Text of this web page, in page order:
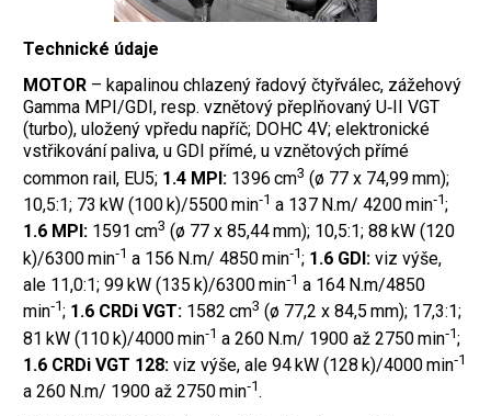
Technické údaje
MOTOR – kapalinou chlazený řadový čtyřválec, zážehový
Gamma MPI/GDI, resp. vznětový přeplňovaný U‑II VGT
(turbo), uložený vpředu napříč; DOHC 4V; elektronické
vstřikování paliva, u GDI přímé, u vznětových přímé
common rail, EU5; 1.4 MPI: 1396 cm3 (ø 77 x 74,99 mm);
10,5:1; 73 kW (100 k)/5500 min‑1 a 137 N.m/ 4200 min‑1;
1.6 MPI: 1591 cm3 (ø 77 x 85,44 mm); 10,5:1; 88 kW (120
k)/6300 min‑1 a 156 N.m/ 4850 min‑1; 1.6 GDI: viz výše,
ale 11,0:1; 99 kW (135 k)/6300 min‑1 a 164 N.m/4850
min‑1; 1.6 CRDi VGT: 1582 cm3 (ø 77,2 x 84,5 mm); 17,3:1;
81 kW (110 k)/4000 min‑1 a 260 N.m/ 1900 až 2750 min‑1;
1.6 CRDi VGT 128: viz výše, ale 94 kW (128 k)/4000 min‑1
a 260 N.m/ 1900 až 2750 min‑1.